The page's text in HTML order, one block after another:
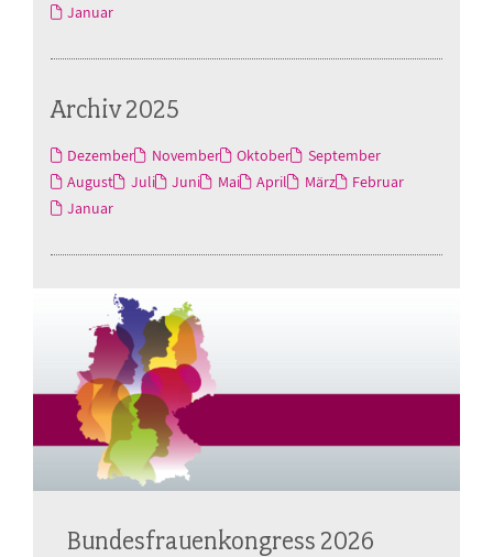
Januar
Archiv 2025
Dezember November Oktober
September
August
Juli Juni Mai April März
Februar
Januar
Bundesfrauenkongress 2026